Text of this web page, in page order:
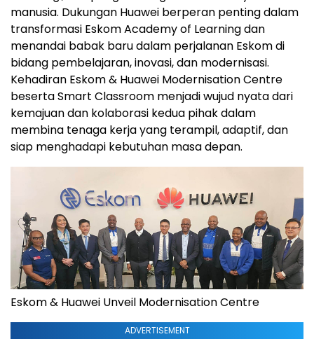
manusia. Dukungan Huawei berperan penting dalam
transformasi Eskom Academy of Learning dan
menandai babak baru dalam perjalanan Eskom di
bidang pembelajaran, inovasi, dan modernisasi.
Kehadiran Eskom & Huawei Modernisation Centre
beserta Smart Classroom menjadi wujud nyata dari
kemajuan dan kolaborasi kedua pihak dalam
membina tenaga kerja yang terampil, adaptif, dan
siap menghadapi kebutuhan masa depan.
Eskom & Huawei Unveil Modernisation Centre
ADVERTISEMENT